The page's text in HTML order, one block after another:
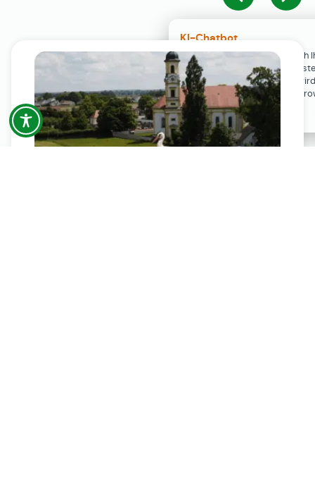
KI-Chatbot
Der KI-Chatbot steht erst nach
Einwilligung in den Cookie-
Verfügung. Der Chat-Verlauf
ausschließlich lokal in Ihrem
gespeichert.